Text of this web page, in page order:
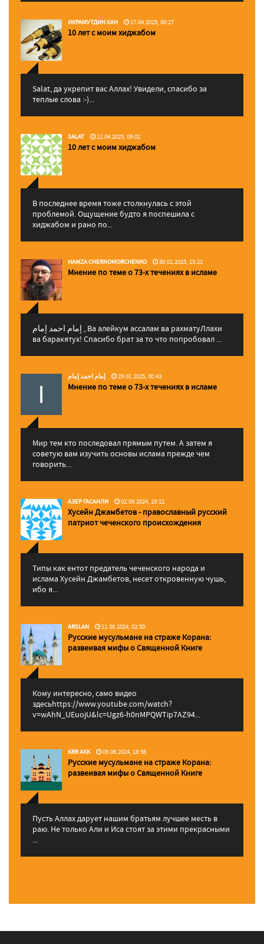
ИКРАМУТДИН ХАН 17.04.2025, 00:27
10 лет с моим хиджабом
Salat, да укрепит вас Аллаx! Увидели, спасибо за
теплые слова :-)...
SALAT 11.04.2025, 09:02
10 лет с моим хиджабом
В последнее время тоже столкнулась с этой
проблемой. Ощущение будто я поспешила с
хиджабом и рано по...
HAMZA CHERNOMORCHENKO 30.01.2025, 15:22
Мнение по теме о 73-х течениях в исламе
إمام احمد إمام , Ва алейкум ассалам ва рахматуЛлахи
ва баракятух! Спасибо брат за то что попробовал ...
إمام احمد إمام 29.01.2025, 00:43
Мнение по теме о 73-х течениях в исламе
Мир тем кто последовал прямым путем. А затем я
советую вам изучить основы ислама прежде чем
говорить...
АЗЕР ГАСАНЛИ 02.09.2024, 19:12
Хусейн Джамбетов - православный русский
патриот чеченского происхождения
Типы как ентот предатель чеченского народа и
ислама Хусейн Джамбетов, несет откровенную чушь,
ибо я...
ARSLAN 11.06.2024, 02:50
Русские мусульмане на страже Корана:
pазвеивая мифы о Священной Книге
Кому интересно, само видео
здесьhttps://www.youtube.com/watch?
v=wAhN_UEuojU&lc=Ugz6-h0nMPQWTip7AZ94...
KRR AKK 09.06.2024, 18:56
Русские мусульмане на страже Корана:
pазвеивая мифы о Священной Книге
Пусть Аллах дарует нашим братьям лучшее месть в
раю. Не только Али и Иса стоят за этими прекрасными
...